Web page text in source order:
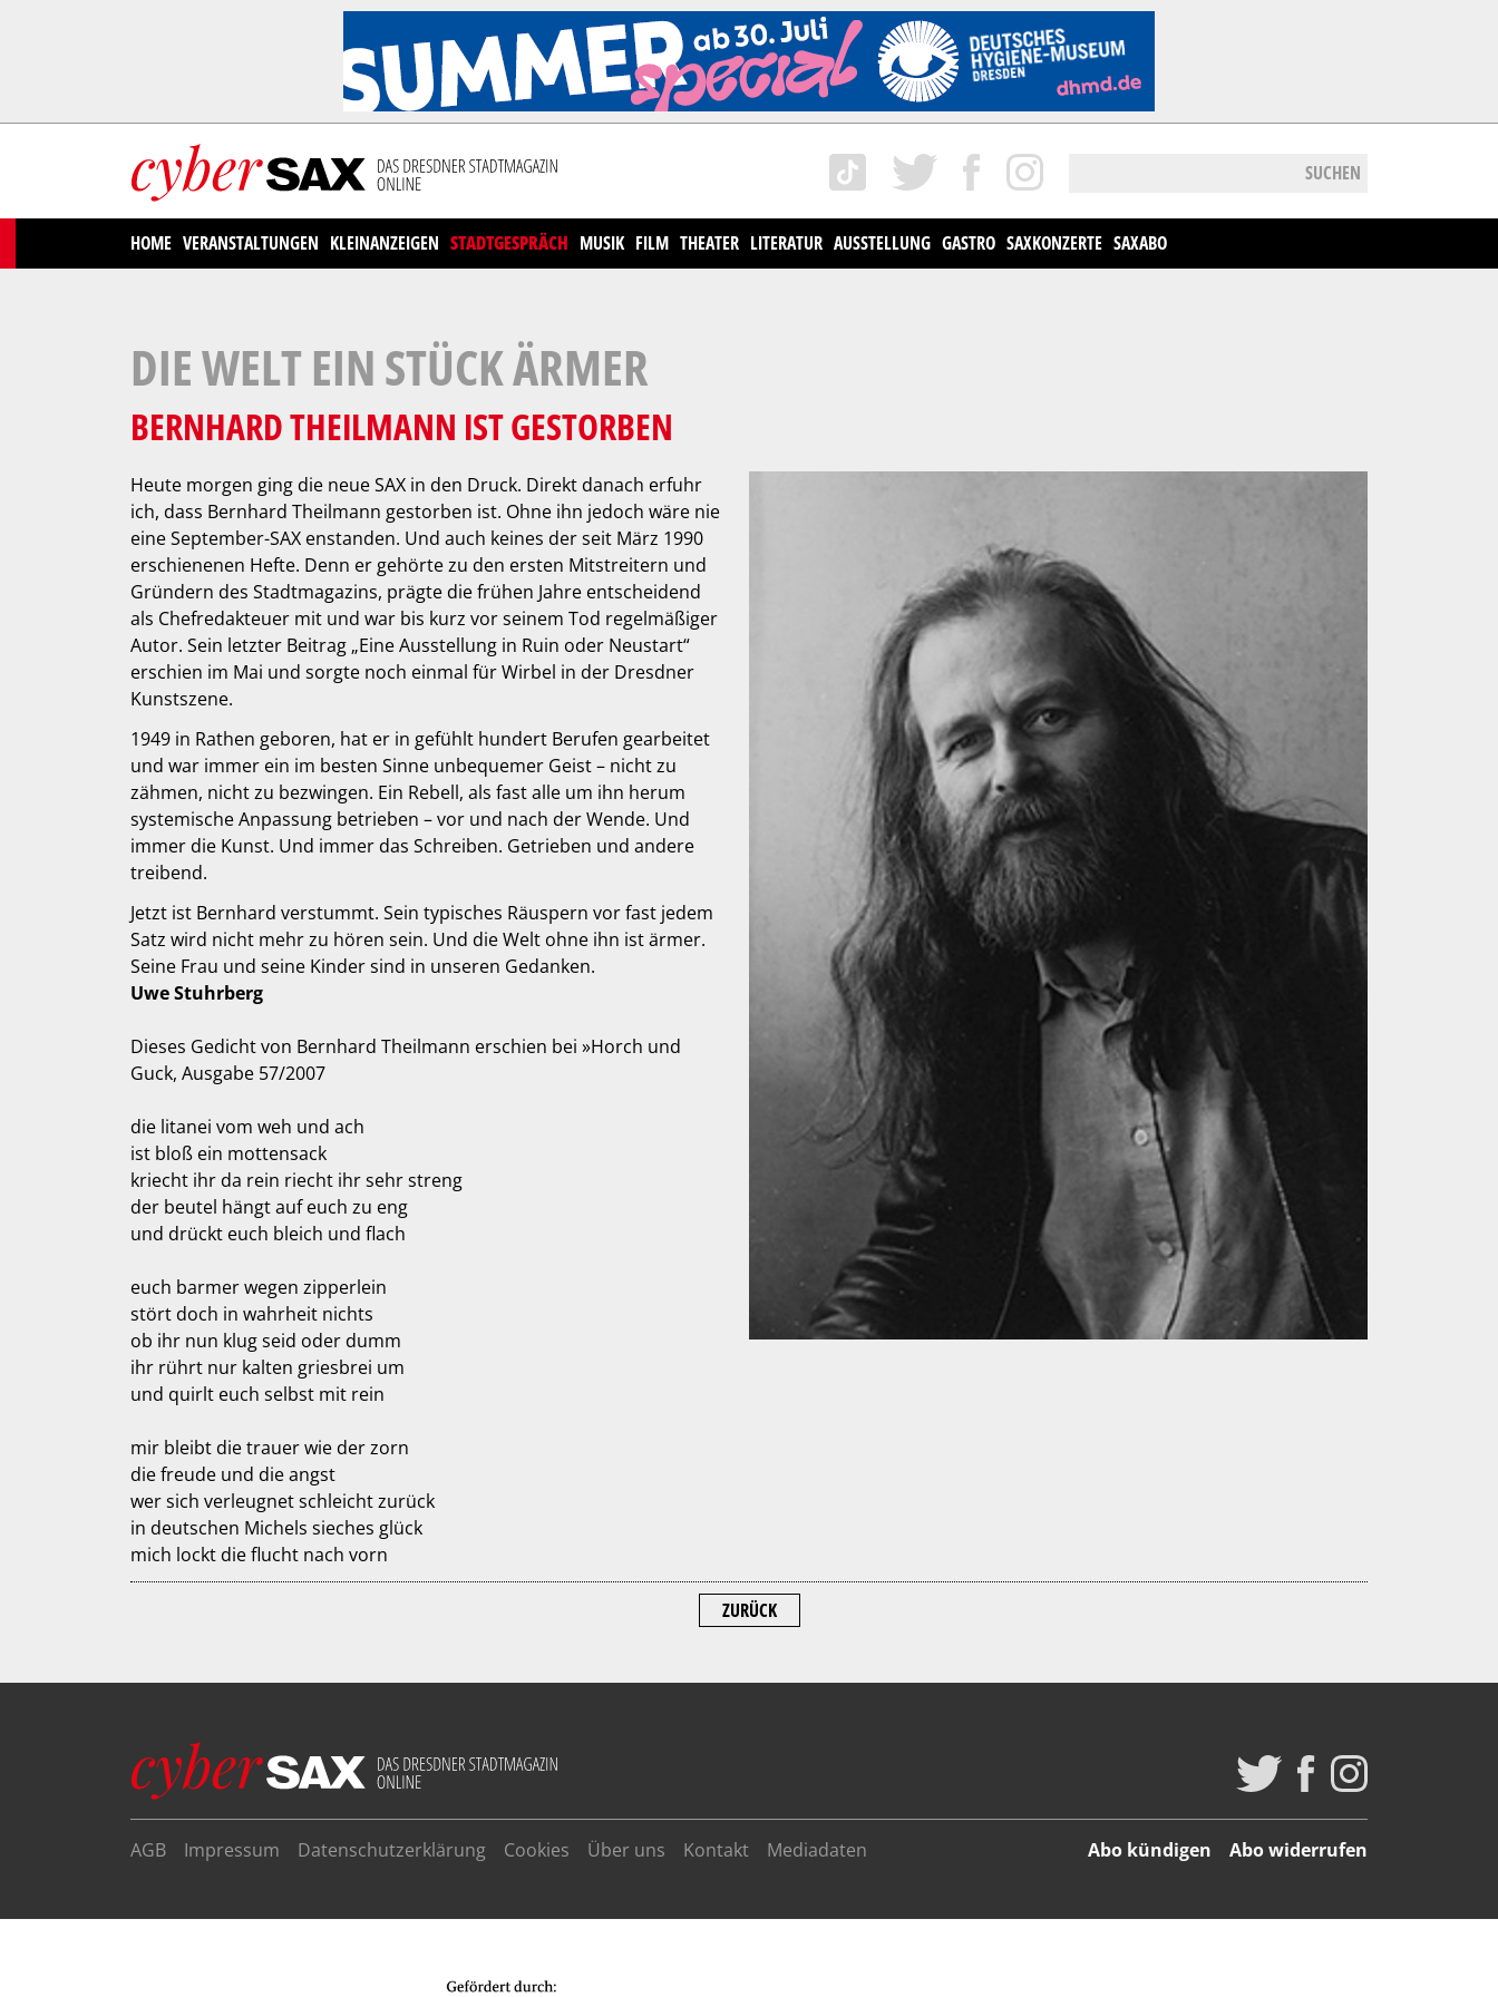
SUCHEN
HOME VERANSTALTUNGEN KLEINANZEIGEN STADTGESPRÄCH MUSIK FILM THEATER LITERATUR AUSSTELLUNG GASTRO SAXKONZERTE SAXABO
DIE WELT EIN STÜCK ÄRMER
BERNHARD THEILMANN IST GESTORBEN
Heute morgen ging die neue SAX in den Druck. Direkt danach erfuhr
ich, dass Bernhard Theilmann gestorben ist. Ohne ihn jedoch wäre nie
eine September-SAX enstanden. Und auch keines der seit März 1990
erschienenen Hefte. Denn er gehörte zu den ersten Mitstreitern und
Gründern des Stadtmagazins, prägte die frühen Jahre entscheidend
als Chefredakteuer mit und war bis kurz vor seinem Tod regelmäßiger
Autor. Sein letzter Beitrag „Eine Ausstellung in Ruin oder Neustart“
erschien im Mai und sorgte noch einmal für Wirbel in der Dresdner
Kunstszene.
1949 in Rathen geboren, hat er in gefühlt hundert Berufen gearbeitet
und war immer ein im besten Sinne unbequemer Geist – nicht zu
zähmen, nicht zu bezwingen. Ein Rebell, als fast alle um ihn herum
systemische Anpassung betrieben – vor und nach der Wende. Und
immer die Kunst. Und immer das Schreiben. Getrieben und andere
treibend.
Jetzt ist Bernhard verstummt. Sein typisches Räuspern vor fast jedem
Satz wird nicht mehr zu hören sein. Und die Welt ohne ihn ist ärmer.
Seine Frau und seine Kinder sind in unseren Gedanken.
Uwe Stuhrberg
Dieses Gedicht von Bernhard Theilmann erschien bei »Horch und
Guck, Ausgabe 57/2007
die litanei vom weh und ach
ist bloß ein mottensack
kriecht ihr da rein riecht ihr sehr streng
der beutel hängt auf euch zu eng
und drückt euch bleich und flach
euch barmer wegen zipperlein
stört doch in wahrheit nichts
ob ihr nun klug seid oder dumm
ihr rührt nur kalten griesbrei um
und quirlt euch selbst mit rein
mir bleibt die trauer wie der zorn
die freude und die angst
wer sich verleugnet schleicht zurück
in deutschen Michels sieches glück
mich lockt die flucht nach vorn
ZURÜCK
AGB Impressum Datenschutzerklärung Cookies Über uns Kontakt Mediadaten Abo kündigen Abo widerrufen